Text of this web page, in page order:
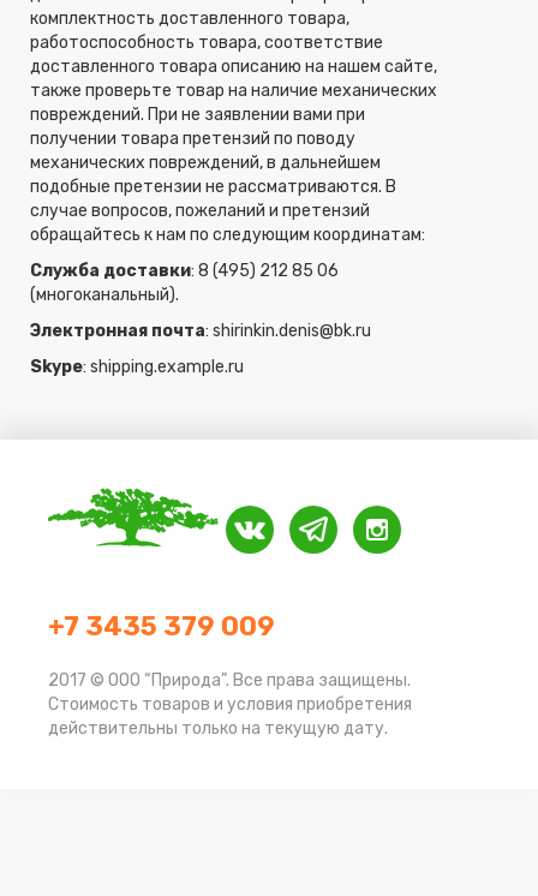
комплектность доставленного товара,
работоспособность товара, соответствие
доставленного товара описанию на нашем сайте,
также проверьте товар на наличие механических
повреждений. При не заявлении вами при
получении товара претензий по поводу
механических повреждений, в дальнейшем
подобные претензии не рассматриваются. В
случае вопросов, пожеланий и претензий
обращайтесь к нам по следующим координатам:
Служба доставки: 8 (495) 212 85 06
(многоканальный).
Электронная почта: shirinkin.denis@bk.ru
Skype: shipping.example.ru
+7 3435 379 009
2017 © ООО “Природа”. Все права защищены.
Стоимость товаров и условия приобретения
действительны только на текущую дату.